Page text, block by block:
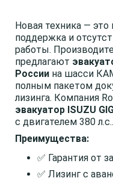
Новая техника — это
поддержка и
работы.
предлагают
России на шасси
полным пакетом
лизинга. Компания
эвакуатор ISUZU
с двигателем 380 л.с..
Преимущества:
✅ Гарантия от
✅ Лизинг с